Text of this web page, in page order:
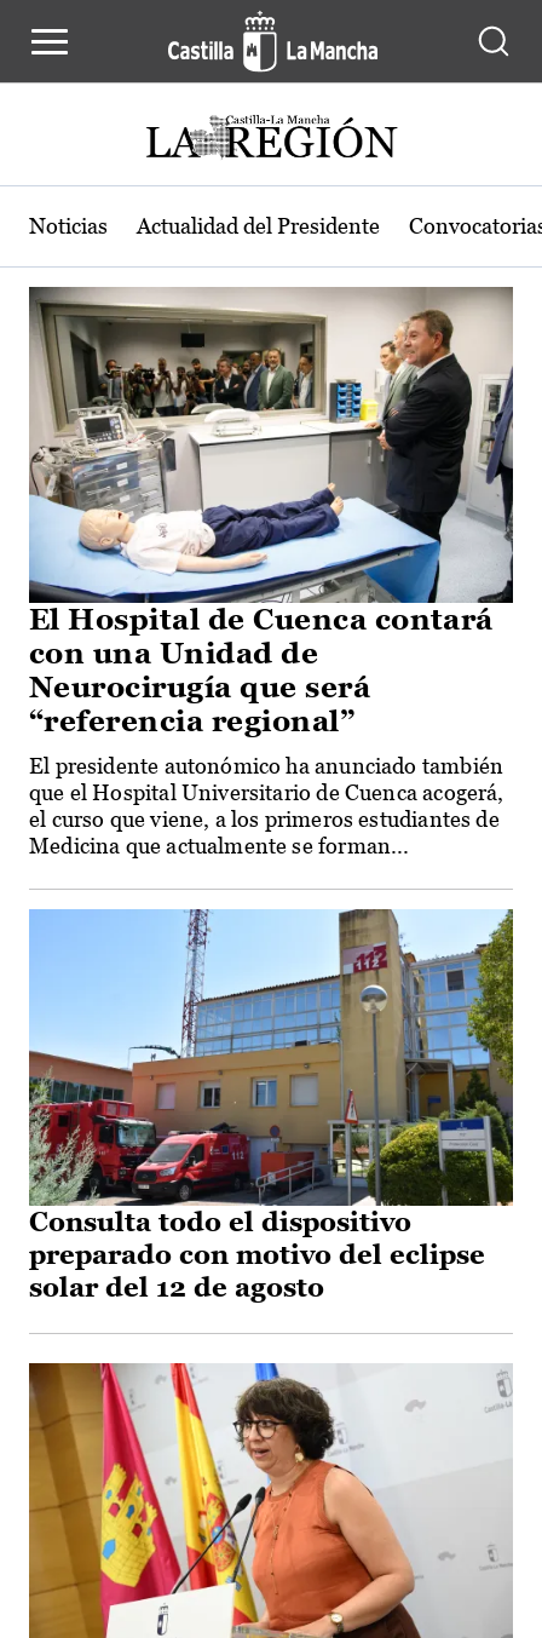
Actualidad de la región de Castilla-
Noticias Actualidad del Presidente
El Hospital de Cuenca contará
con una Unidad de
Neurocirugía que será
“referencia regional”
El presidente autonómico ha anunciado también
que el Hospital Universitario de Cuenca acogerá,
el curso que viene, a los primeros estudiantes de
Medicina que actualmente se forman...
Consulta todo el dispositivo
preparado con motivo del eclipse
solar del 12 de agosto